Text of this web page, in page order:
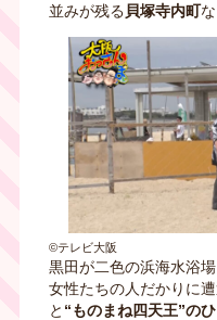
並みが残る貝塚寺内町
©テレビ大阪
黒田が二色の浜海水浴
女性たちの人だかりに
と “ものまね四天王”の